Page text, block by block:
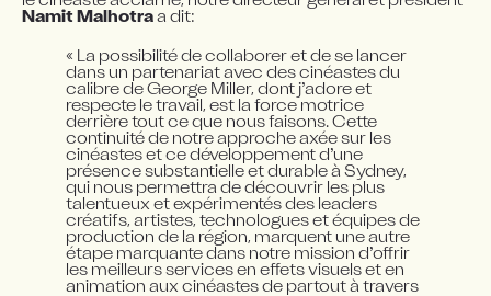
Namit Malhotra a dit:
« La possibilité de collaborer et de se lancer
dans un partenariat avec des cinéastes du
calibre de George Miller, dont j’adore et
respecte le travail, est la force motrice
derrière tout ce que nous faisons. Cette
continuité de notre approche axée sur les
cinéastes et ce développement d’une
présence substantielle et durable à Sydney,
qui nous permettra de découvrir les plus
talentueux et expérimentés des leaders
créatifs, artistes, technologues et équipes de
production de la région, marquent une autre
étape marquante dans notre mission d’offrir
les meilleurs services en effets visuels et en
animation aux cinéastes de partout à travers